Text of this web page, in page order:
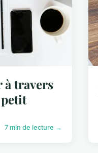
à travers
7 min de lecture →